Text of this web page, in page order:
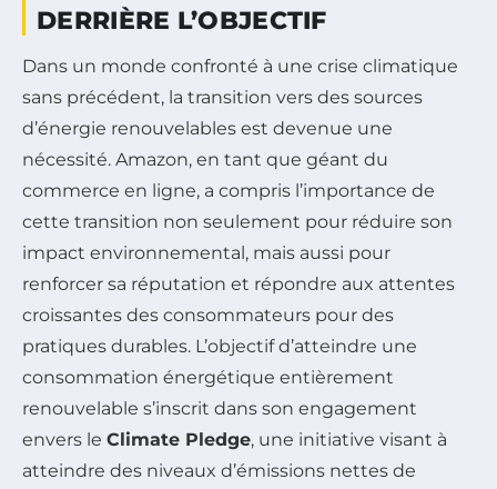
DERRIÈRE L’OBJECTIF
Dans un monde confronté à une crise climatique
sans précédent, la transition vers des sources
d’énergie renouvelables est devenue une
nécessité. Amazon, en tant que géant du
commerce en ligne, a compris l’importance de
cette transition non seulement pour réduire son
impact environnemental, mais aussi pour
renforcer sa réputation et répondre aux attentes
croissantes des consommateurs pour des
pratiques durables. L’objectif d’atteindre une
consommation énergétique entièrement
renouvelable s’inscrit dans son engagement
envers le Climate Pledge, une initiative visant à
atteindre des niveaux d’émissions nettes de